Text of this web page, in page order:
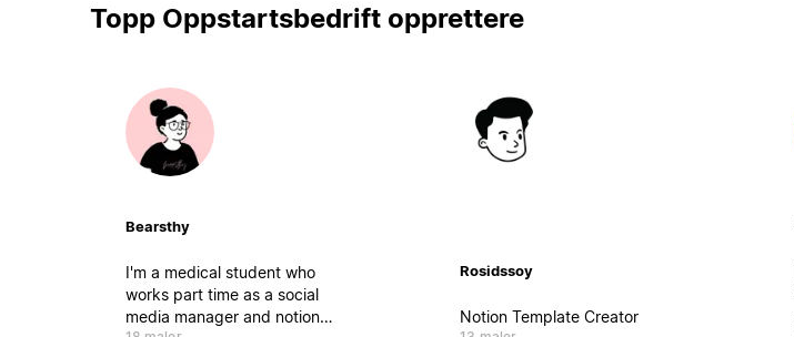
Topp Oppstartsbedrift opprettere
Bearsthy
I'm a medical student who
works part time as a social
media manager and notion
Rosidssoy
Notion Template Creator